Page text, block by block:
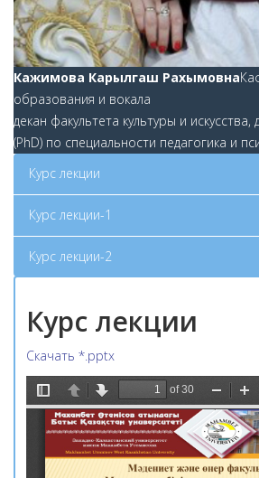
Кажимова Карылгаш Рахымовна
образования и вокала
декан факультета культуры и
(PhD) по специальности педагогика и
Курс лекции
Курс лекции-1
Курс лекции-2
Курс лекции
Скачать *.pptx